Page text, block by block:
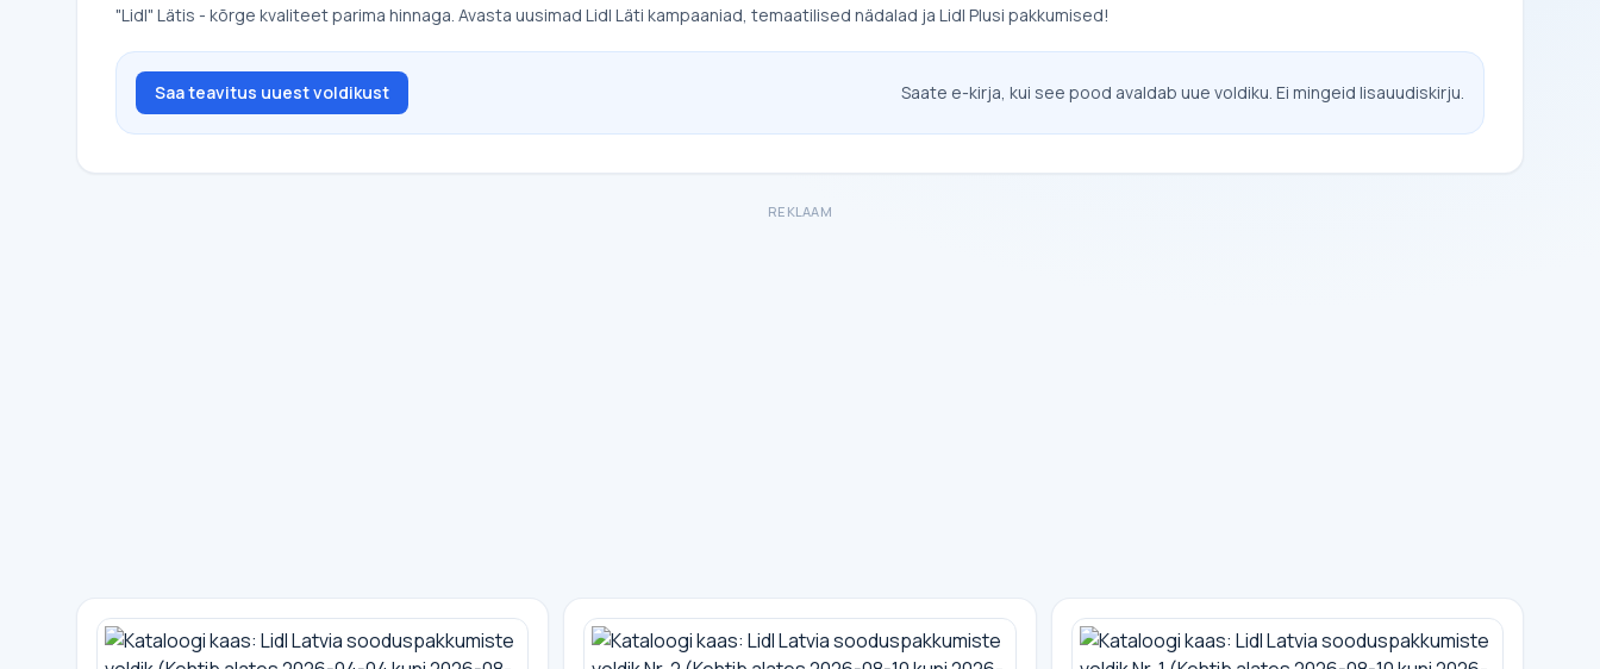
"Lidl" Lätis - kõrge kvaliteet parima hinnaga. Avasta uusimad Lidl Läti kampaaniad, temaatilised nädalad ja Lidl Plusi pakkumised!
Saa teavitus uuest voldikust Saate e-kirja, kui see pood avaldab uue voldiku. Ei mingeid lisauudiskirju.
REKLAAM